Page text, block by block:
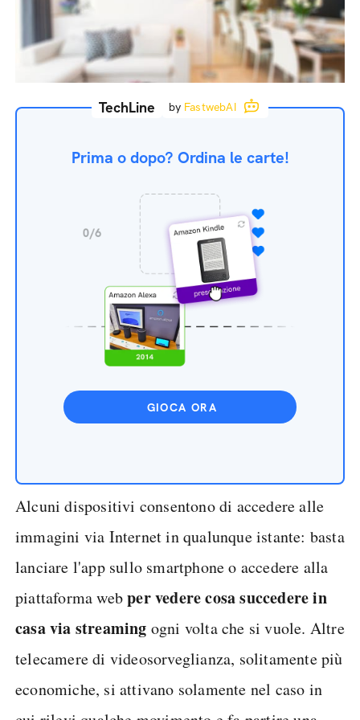
TechLine by FastwebAI
Prima o dopo? Ordina le carte!
GIOCA ORA
Alcuni dispositivi consentono di accedere alle
immagini via Internet in qualunque istante: basta
lanciare l'app sullo smartphone o accedere alla
piattaforma webper vedere cosa succedere in
casa via streaming ogni volta che si vuole. Altre
telecamere di videosorveglianza, solitamente più
economiche, si attivano solamente nel caso in